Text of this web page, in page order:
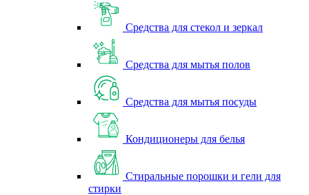
Средства для стекол и зеркал
Средства для мытья полов
Средства для мытья посуды
Кондиционеры для белья
Стиральные порошки и гели для
стирки